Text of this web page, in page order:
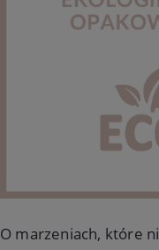
O marzeniach, które